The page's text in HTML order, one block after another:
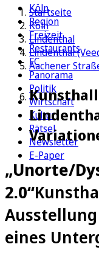
Köln
Region
Freizeit
Restaurants
FC
Panorama
Politik
Wirtschaft
Kultur
Rätsel
Newsletter
E-Paper
Startseite
Köln
Lindenthal
Lindenthal
Aachener
„Unorte/
2.0“
eines